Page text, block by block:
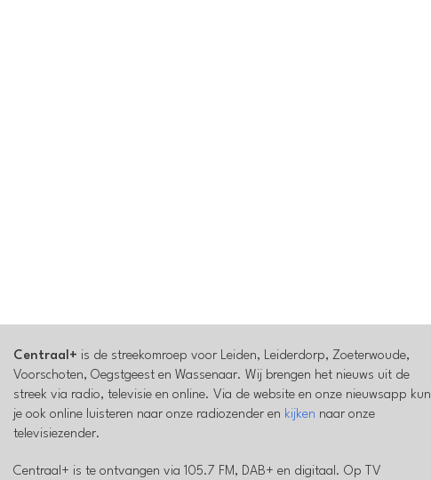
Centraal+ is de streekomroep voor Leiden, Leiderdorp, Zoeterwoude,
Voorschoten, Oegstgeest en Wassenaar. Wij brengen het nieuws uit de
streek via radio, televisie en online. Via de website en onze nieuwsapp kun
je ook online luisteren naar onze radiozender en kijken naar onze
televisiezender.
Centraal+ is te ontvangen via 105.7 FM, DAB+ en digitaal. Op TV